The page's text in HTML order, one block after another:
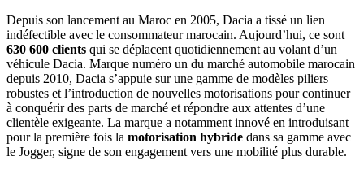
Depuis son lancement au Maroc en 2005, Dacia a tissé un lien
indéfectible avec le consommateur marocain. Aujourd’hui, ce sont
630 600 clients qui se déplacent quotidiennement au volant d’un
véhicule Dacia. Marque numéro un du marché automobile marocain
depuis 2010, Dacia s’appuie sur une gamme de modèles piliers
robustes et l’introduction de nouvelles motorisations pour continuer
à conquérir des parts de marché et répondre aux attentes d’une
clientèle exigeante. La marque a notamment innové en introduisant
pour la première fois la motorisation hybride dans sa gamme avec
le Jogger, signe de son engagement vers une mobilité plus durable.